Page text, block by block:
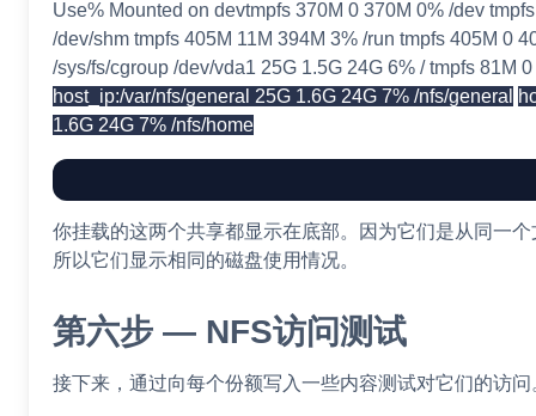
Use% Mounted on devtmpfs 370M 0 370M 0% /dev
/dev/shm tmpfs 405M 11M 394M 3% /run tmpfs 405M 0
/sys/fs/cgroup /dev/vda1 25G 1.5G 24G 6% / tmpfs 81M
host_ip:/var/nfs/general 25G 1.6G 24G 7% /nfs/general
1.6G 24G 7% /nfs/home
你挂载的这两个共享都显示在底部。因为它们是从同一
所以它们显示相同的磁盘使用情况。
第六步 — NFS访问测试
接下来，通过向每个份额写入一些内容测试对它们的访问